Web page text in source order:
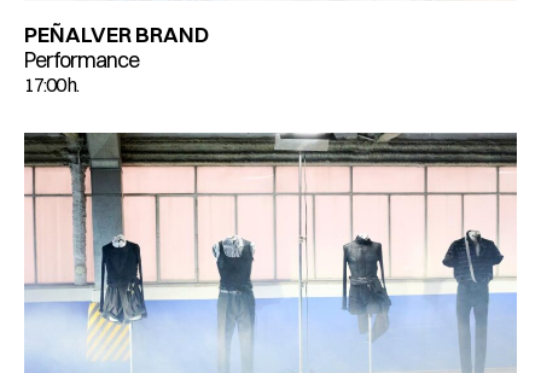
PEÑALVER BRAND
Performance
17:00 h.